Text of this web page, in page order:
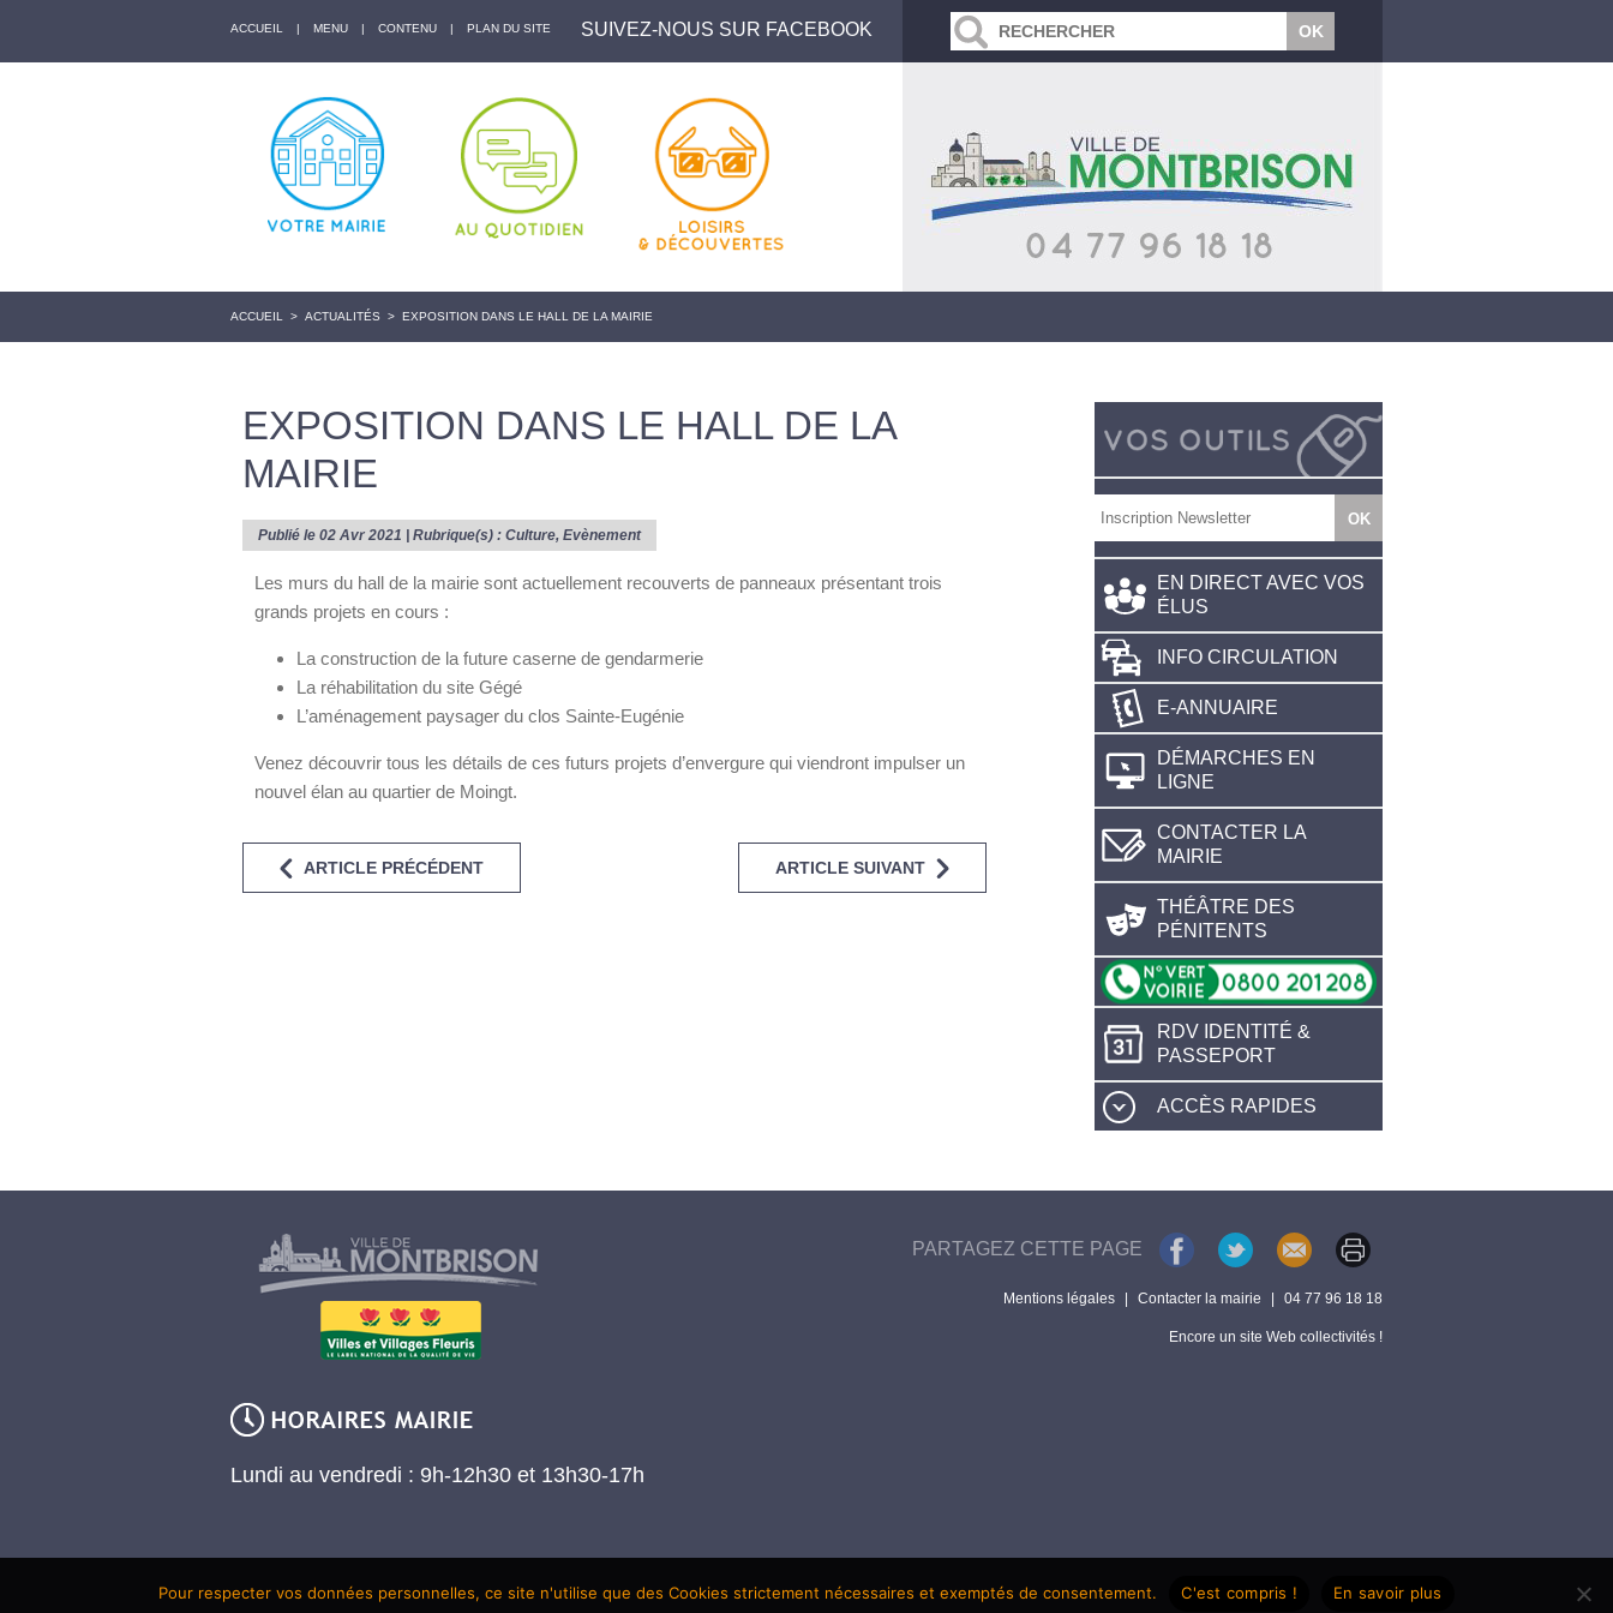
ACCUEIL | MENU | CONTENU | PLAN DU SITE SUIVEZ-NOUS SUR FACEBOOK
ACCUEIL > ACTUALITÉS > EXPOSITION DANS LE HALL DE LA MAIRIE
EXPOSITION DANS LE HALL DE LA
MAIRIE
Publié le 02 Avr 2021 | Rubrique(s) : Culture, Evènement
Les murs du hall de la mairie sont actuellement recouverts de panneaux présentant trois
grands projets en cours :
La construction de la future caserne de gendarmerie
La réhabilitation du site Gégé
L’aménagement paysager du clos Sainte-Eugénie
Venez découvrir tous les détails de ces futurs projets d’envergure qui viendront impulser un
nouvel élan au quartier de Moingt.
ARTICLE PRÉCÉDENT ARTICLE SUIVANT
EN DIRECT AVEC VOS
ÉLUS
INFO CIRCULATION
E-ANNUAIRE
DÉMARCHES EN
LIGNE
CONTACTER LA
MAIRIE
THÉÂTRE DES
PÉNITENTS
RDV IDENTITÉ &
PASSEPORT
ACCÈS RAPIDES
Lundi au vendredi : 9h-12h30 et 13h30-17h
PARTAGEZ CETTE PAGE
Mentions légales Contacter la mairie 04 77 96 18 18
Encore un site Web collectivités !
Pour respecter vos données personnelles, ce site n'utilise que des Cookies strictement nécessaires et exemptés de consentement. C'est compris ! En savoir plus